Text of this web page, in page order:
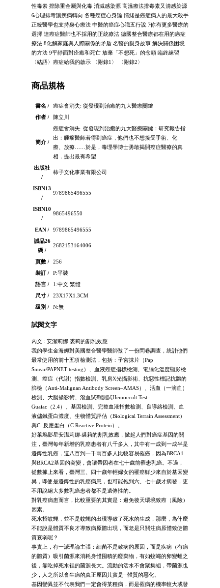
性毒素 排除重金屬與化毒 消滅感染源 高溫療法排毒素又清感染源
6心理排毒讓疾病轉向 各種癌症心身論 情緒是癌症病人的最大殺手
正統醫學也支持身心療法 中醫的癌症心識五行說 7你有更多醫療的
選擇 連癌症醫師也不採用的正統療法 德國整合醫療都在用的癌症
療法 8化解家庭與人際關係的矛盾 名醫的親身故事 解決關係困境
的方法 9平靜面對痊癒和死亡 放棄「不想死」的念頭 臨終練習
〈結語〉癌症給我的啟示 〈附錄1〉 〈附錄2〉
商品規格
書名 /
癌症會消失: 從發現到治癒的九大醫療關鍵
作者 /
陳立川
簡介 /
癌症會消失: 從發現到治癒的九大醫療關鍵：研究報告指
出：腫瘤醫師若得到癌症，他們也不想接受手術、化
療、放療……於是，毒理學博士勇敢揭開癌症醫療的真
相，提出最有希望
出版社
/
柿子文化事業有限公司
ISBN13
/
9789865496555
ISBN10
/
9865496550
EAN /
9789865496555
誠品26
碼 /
2682153164006
頁數 /
256
裝訂 /
P:平裝
語言 /
1:中文 繁體
尺寸 /
23X17X1.3CM
級別 /
N:無
試閱文字
內文 : 安潔莉娜‧裘莉的割乳效應
我的學生金海姆對美國整合醫學醫師做了一份問卷調查，統計他們
最常使用的前十五項檢測法，包括：子宮抹片（Pap
Smear/PAPNET testing）、血液癌症指標檢測、電腦化溫度顯影檢
測、癌症（代謝）指數檢測、乳房X光攝影術、抗惡性標記抗體的
篩檢（Anti-Malignan Antibody Screen–AMAS）、活血（一滴血）
檢測、大腸攝影術、潛血試劑測試Hemoccult Test–
Guaiac（2.4）、基因檢測、完整血液指數檢測、良導絡檢測、血
液儲鐵蛋白濃度、生物體質評估（Biological Terrain Assessment）
與C–反應蛋白（C Reactive Protein）。
好萊塢影星安潔莉娜‧裘莉的割乳效應，掀起人們對癌症基因的關
注，臺灣每年新增的乳癌患者有八千多人，其中有一成到一成半是
遺傳性乳癌，這八百到一千兩百多人比較容易罹癌，因為BRCA1
與BRCA2基因的突變，會讓帶因者在七十歲前罹患乳癌。不過，
從數據上來看，臺灣三、四十歲年輕婦女的罹癌鮮少來自於基因變
異，即使是遺傳性的乳癌病患，也可能拖到六、七十歲才病發，更
不用說絕大多數乳癌患者都不是遺傳性的。
對乳癌病患而言，比較重要的其實是：避免後天環境致癌（風險）
因素。
死水招蚊蠅，並不是蚊蠅的出現導致了死水的生成，那麼，為什麼
不能說是體質不良才導致病原體出現，而老是只關注病原體致使體
質衰弱呢？
事實上，有一派理論主張：細菌不是致病的原因，而是疾病（有病
的體質）吸引菌源來消耗身體囤積的廢棄物，有如蚊蠅的卵變蛆之
後，靠吃掉死水裡的菌源長大。流動的活水不會聚集蛆，帶菌源也
少，人之所以會生病的真正原因其實是─體質的惡化。
基因變異並不代表我們一定會得某種病，而是罹病的機率較大或發